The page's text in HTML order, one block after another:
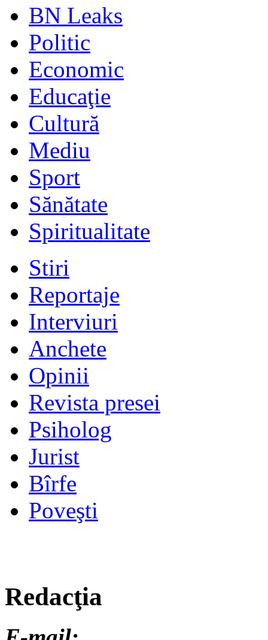
BN Leaks
Politic
Economic
Educaţie
Cultură
Mediu
Sport
Sănătate
Spiritualitate
Stiri
Reportaje
Interviuri
Anchete
Opinii
Revista presei
Psiholog
Jurist
Bîrfe
Poveşti
Redacţia